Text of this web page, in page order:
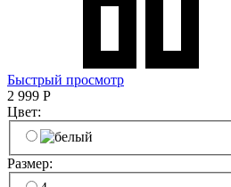
Быстрый просмотр
2 999 Р
Цвет:
Размер: